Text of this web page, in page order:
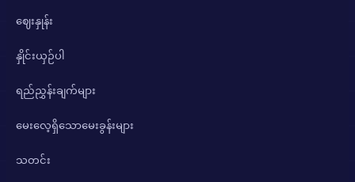
ဈေးနှုန်း
နှိုင်းယှဉ်ပါ
ရည်ညွှန်းချက်များ
မေးလေ့ရှိသောမေးခွန်းများ
သတင်း